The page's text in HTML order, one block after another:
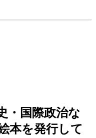
・国際政治な
本を発行して